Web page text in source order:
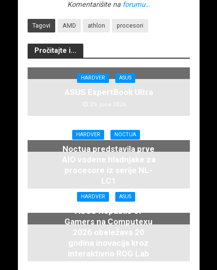
Komentarišite na forumu…
Tagovi AMD athlon procesori
Pročitajte i...
HARDVER ASUS
ASUS ExpertBook Ultra
29. juna 2026.
HARDVER NOCTUA
Noctua predstavila prve
AIO vodene hladnjake za
procesore iz serije NL-
LC1
16. juna 2026.
HARDVER ASUS
ASUS Republic of
Gamers na Computexu
2026 obeležava 20
godina inovacija kroz
interaktivno ROG Lab
iskustvo